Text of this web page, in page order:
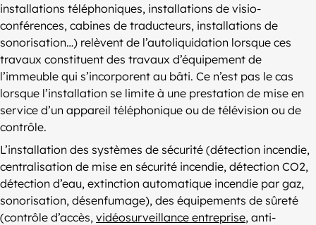
installations téléphoniques, installations de visio-
conférences, cabines de traducteurs, installations de
sonorisation…) relèvent de l’autoliquidation lorsque ces
travaux constituent des travaux d’équipement de
l’immeuble qui s’incorporent au bâti. Ce n’est pas le cas
lorsque l’installation se limite à une prestation de mise en
service d’un appareil téléphonique ou de télévision ou de
contrôle.
L’installation des systèmes de sécurité (détection incendie,
centralisation de mise en sécurité incendie, détection CO2,
détection d’eau, extinction automatique incendie par gaz,
sonorisation, désenfumage), des équipements de sûreté
(contrôle d’accès, vidéosurveillance entreprise, anti-